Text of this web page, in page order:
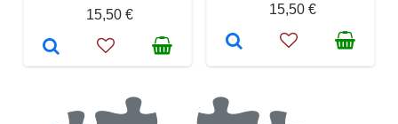
15,50 €
15,50 €